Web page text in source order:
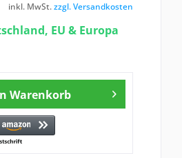
inkl. MwSt.zzgl. Versandkosten
EU & Europa
Warenkorb